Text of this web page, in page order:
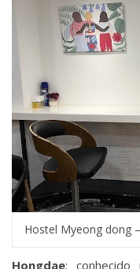
Hostel Myeong dong
Hongdae: